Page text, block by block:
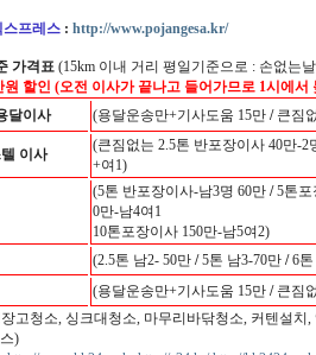
스프레스 : http://www.pojangesa.kr/
가격표 (15km 이내 거리 평일기준으로 : 손없는
원 할인 (오전 이사가 끝나고 들어가므로 1시에
달이사
(용달운송만+기사도움 15만 /큰짐
이사
(큰짐없는 2.5톤 반포장이사 40만-2
+여1)
(5톤 반포장이사-남3명 60만 /5톤포
0만-남4여1
10톤포장이사 150만-남5여2)
(2.5톤 남2- 50만 /5톤 남3-70만 /6톤
(용달운송만+기사도움 15만 /큰짐
고청소, 싱크대청소, 마무리바닦청소, 커텐설
)